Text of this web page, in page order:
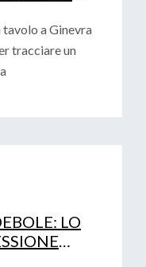
tavolo a Ginevra
tracciare un
LO